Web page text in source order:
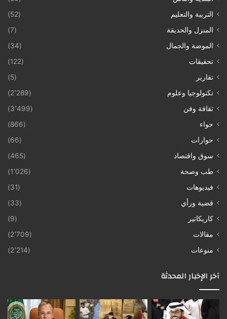
التربية والتعليم
(52)
المنزل والحديقة
(7)
الموضة والجمال
(34)
تحقيقات
(122)
تقارير
(5)
تكنولوجيا وعلوم
(2٬289)
ثقافة وفن
(3٬499)
حواء
(866)
حوارات
(66)
سوق واقتصاد
(465)
طب وصحة
(1٬026)
فيديوهات
(31)
قضية ورأي
(33)
كاريكاتير
(9)
مقالات
(2٬709)
منوعات
(2٬214)
آخر الإخبار المحدثة